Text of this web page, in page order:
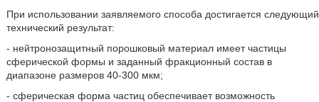
При использовании заявляемого способа достигается следующий
технический результат:
- нейтронозащитный порошковый материал имеет частицы
сферической формы и заданный фракционный состав в
диапазоне размеров 40-300 мкм;
- сферическая форма частиц обеспечивает возможность